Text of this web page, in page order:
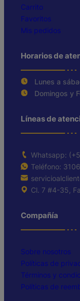
Carrito
Favoritos
Mis pedidos
Horarios de
Lunes a
Domingos y
Líneas de
Whatsapp:
Teléfono:
Cl. 7 #4-35,
Compañía
Sobre nosotros
Políticas de
Términos y
Políticas de